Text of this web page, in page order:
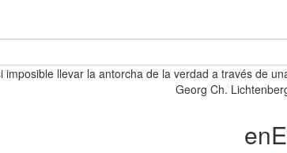
imposible llevar la antorcha de la verdad a través de
Georg Ch.